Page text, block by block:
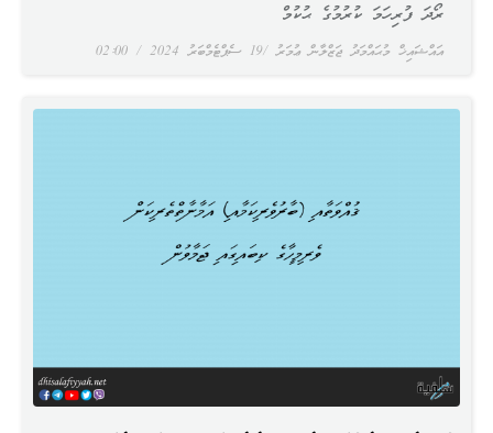
އައްޝައިޚް މުޙައްމަދު ޖަޒްލާން ޢުމަރު 19 ސެޕްޓެމްބަރު 2024
ރޯދަ ފުރިހަމަ ކުރުމުގެ ޙުކުމް